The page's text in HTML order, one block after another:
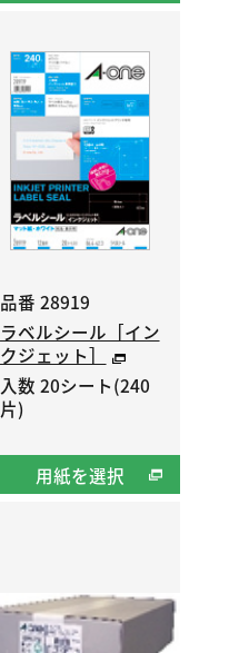
品番 28919
ラベルシール［イン
クジェット］
入数 20シート(240
片)
用紙を選択